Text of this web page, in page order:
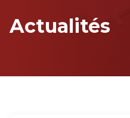
Actualités